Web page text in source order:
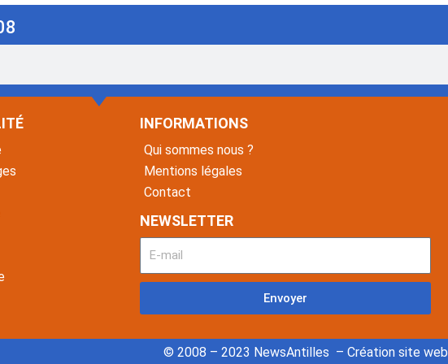
INFORMATIONS
Qui sommes nous ?
Mentions légales
Contact
NEWSLETTER
Envoyer
© 2008 – 2023 NewsAntilles – Création site web